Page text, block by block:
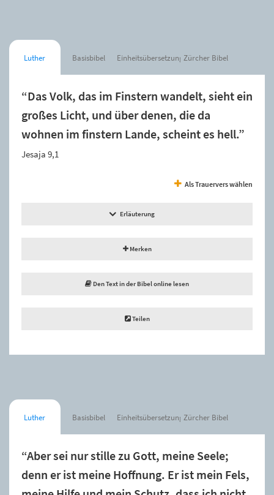
Luther Basisbibel Einheitsübersetzung Zürcher Bibel
“Das Volk, das im Finstern wandelt, sieht ein
großes Licht, und über denen, die da
wohnen im finstern Lande, scheint es hell.”
Jesaja 9,1
Als Trauervers wählen
Erläuterung
Merken
Den Text in der Bibel online lesen
Teilen
Luther Basisbibel Einheitsübersetzung Zürcher Bibel
“Aber sei nur stille zu Gott, meine Seele;
denn er ist meine Hoffnung. Er ist mein Fels,